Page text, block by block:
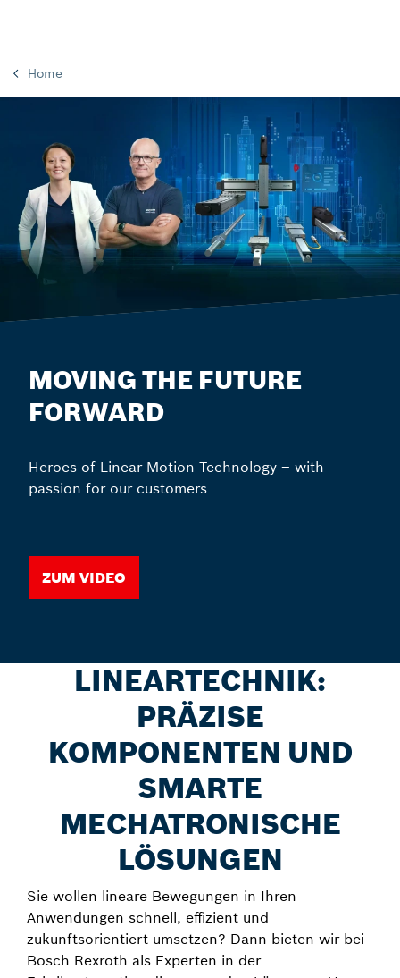
Home
MOVING THE FUTURE
FORWARD
Heroes of Linear Motion Technology – with
passion for our customers
Zum Video
LINEARTECHNIK:
PRÄZISE
KOMPONENTEN UND
SMARTE
MECHATRONISCHE
LÖSUNGEN
Sie wollen lineare Bewegungen in Ihren
Anwendungen schnell, effizient und
zukunftsorientiert umsetzen? Dann bieten wir bei
Bosch Rexroth als Experten in der